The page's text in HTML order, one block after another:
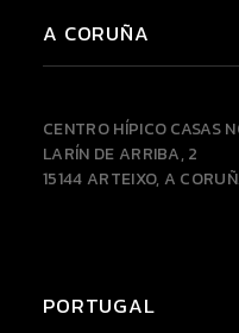
A CORUÑA
CENTRO HÍPICO CASAS
LARÍN DE ARRIBA, 2
15144 ARTEIXO, A
PORTUGAL